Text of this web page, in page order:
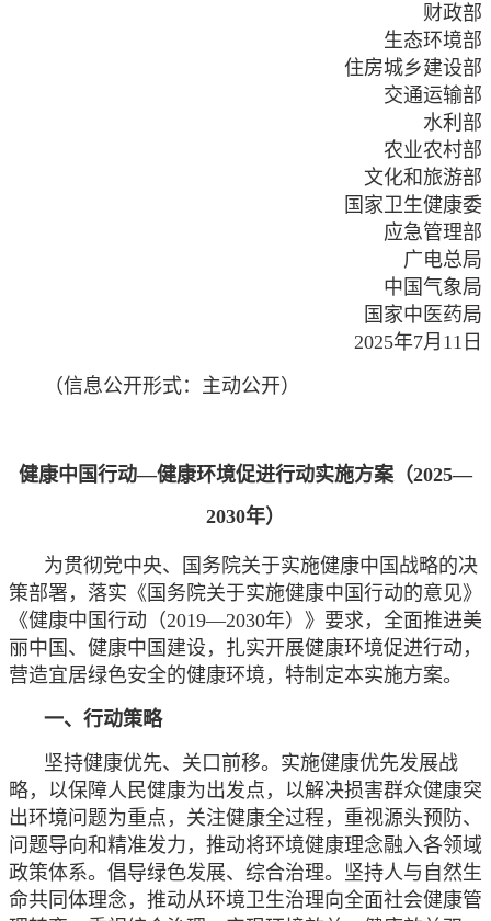
财政部
生态环境部
住房城乡建设部
交通运输部
水利部
农业农村部
文化和旅游部
国家卫生健康委
应急管理部
广电总局
中国气象局
国家中医药局
2025年7月11日
（信息公开形式：主动公开）
健康中国行动—健康环境促进行动实施方案（2025—
2030年）
为贯彻党中央、国务院关于实施健康中国战略的决
策部署，落实《国务院关于实施健康中国行动的意见》
《健康中国行动（2019—2030年）》要求，全面推进美
丽中国、健康中国建设，扎实开展健康环境促进行动，
营造宜居绿色安全的健康环境，特制定本实施方案。
一、行动策略
坚持健康优先、关口前移。实施健康优先发展战
略，以保障人民健康为出发点，以解决损害群众健康突
出环境问题为重点，关注健康全过程，重视源头预防、
问题导向和精准发力，推动将环境健康理念融入各领域
政策体系。倡导绿色发展、综合治理。坚持人与自然生
命共同体理念，推动从环境卫生治理向全面社会健康管